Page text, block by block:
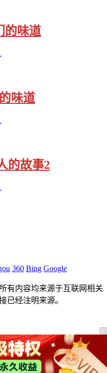
的味道
味道
的故事2
360 Bing Google
有内容均来源于互联网相关
已经注明来源。